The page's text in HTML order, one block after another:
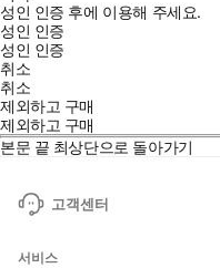
성인 인증 후에 이용해 주세요.
성인 인증
성인 인증
취소
취소
제외하고 구매
제외하고 구매
본문 끝 최상단으로 돌아가기
고객센터
서비스